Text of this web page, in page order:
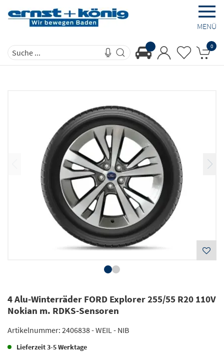
MENÜ
0
4 Alu-Winterräder FORD Explorer 255/55 R20 110V
Nokian m. RDKS-Sensoren
Artikelnummer: 2406838 - WEIL - NIB
Lieferzeit3-5 Werktage